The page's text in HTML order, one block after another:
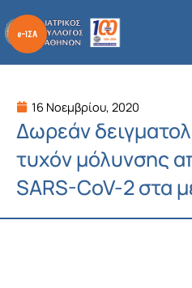
στο
περιεχόμενο
16 Νοεμβρίου, 2020
Δωρεάν
τυχόν μόλυνσης
SARS-CoV-2 στα